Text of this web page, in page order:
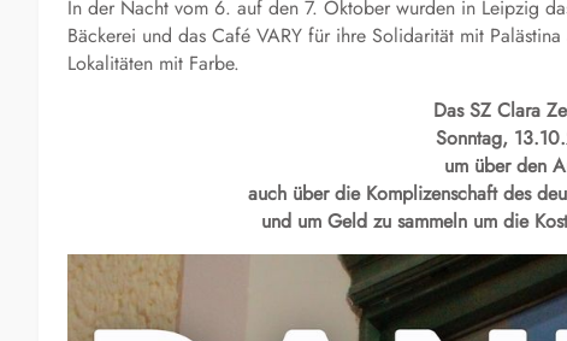
In der Nacht vom 6. auf den 7. Oktober wurden in Leipzig
Bäckerei und das Café VARY für ihre Solidarität mit
Lokalitäten mit Farbe.
Das SZ Clara
Sonntag,
um über den
auch über die Komplizenschaft des
und um Geld zu sammeln um die